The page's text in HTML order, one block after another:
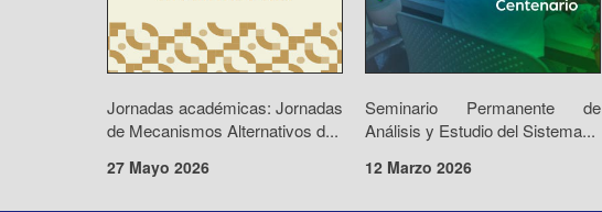
Jornadas académicas: Jornadas
de Mecanismos Alternativos d...
27 Mayo 2026
Seminario Permanente de
Análisis y Estudio del Sistema...
12 Marzo 2026